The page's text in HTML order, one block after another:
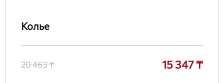
Колье
20 463 ₸ 15 347 ₸